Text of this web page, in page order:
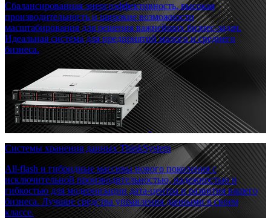
Сбалансированная энергоэффективность, высокая
производительность и широкие возможности
масштабирования для решения важнейших бизнес-задач.
Идеальная система для предприятий малого и среднего
бизнеса.
Системы хранения данных ThinkSystem
All-flash и гибридные массивы нового поколения с
исключительной производительностью, надежностью и
гибкостью для модернизации дата-центра и развития вашего
бизнеса. Лучшие средства управления данными в своем
классе.